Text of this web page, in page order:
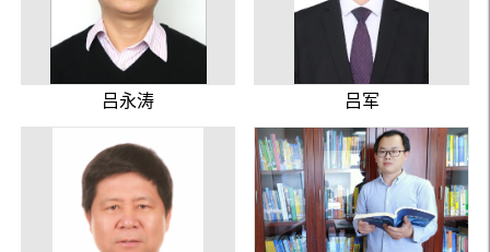
吕永涛 吕军